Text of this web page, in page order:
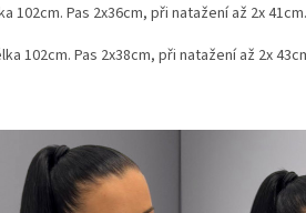
102cm. Pas 2x36cm, při natažení až 2x
102cm. Pas 2x38cm, při natažení až 2x